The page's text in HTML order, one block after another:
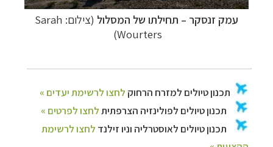
עמק זנסקר – תחילתו של המסלול
(צילום: Sarah
Wourters)